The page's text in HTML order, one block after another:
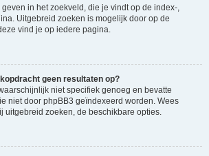
in het zoekveld, die je vindt op de index-,
Uitgebreid zoeken is mogelijk door op de
vind je op iedere pagina.
geen resultaten op?
niet specifiek genoeg en bevatte
niet door phpBB3 geïndexeerd worden. Wees
uitgebreid zoeken, de beschikbare opties.